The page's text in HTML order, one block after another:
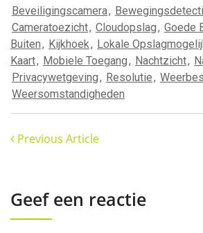
Beveiligingscamera,
Cameratoezicht, Cloudopslag, Goede
Buiten, Kijkhoek, Lokale
Kaart, Mobiele Toegang, Nachtzicht,
Privacywetgeving, Resolutie,
Weersomstandigheden
Previous Article
Geef een reactie